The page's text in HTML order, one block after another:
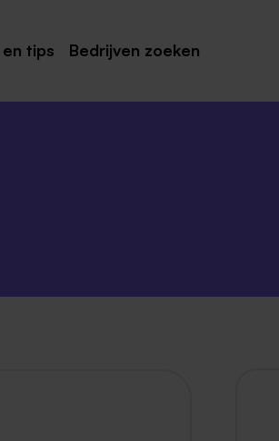
tips Bedrijven zoeken